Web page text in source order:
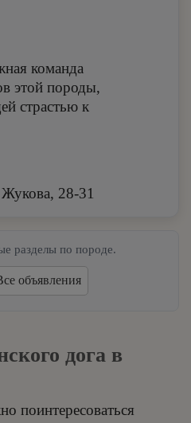
команда
этой породы,
страстью к
28-31
разделы по породе.
объявления
дога в
поинтересоваться